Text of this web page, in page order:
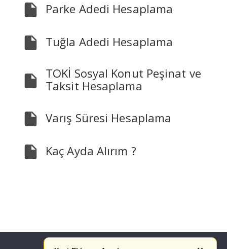
Parke Adedi Hesaplama
Tuğla Adedi Hesaplama
TOKİ Sosyal Konut Peşinat ve
Taksit Hesaplama
Varış Süresi Hesaplama
Kaç Ayda Alırım ?